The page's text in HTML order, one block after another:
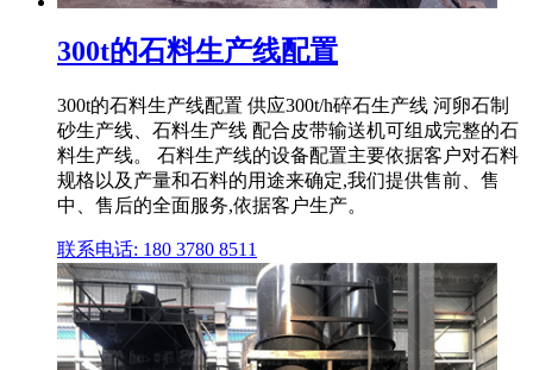
300t的石料生产线配置
300t的石料生产线配置 供应300t/h碎石生产线 河卵石制
砂生产线、石料生产线 配合皮带输送机可组成完整的石
料生产线。 石料生产线的设备配置主要依据客户对石料
规格以及产量和石料的用途来确定,我们提供售前、售
中、售后的全面服务,依据客户生产。
联系电话: 180 3780 8511